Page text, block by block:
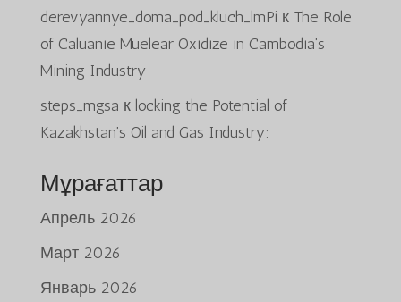
derevyannye_doma_pod_kluch_lmPi к The Role
of Caluanie Muelear Oxidize in Cambodia’s
Mining Industry
steps_mgsa к locking the Potential of
Kazakhstan’s Oil and Gas Industry:
Мұрағаттар
Апрель 2026
Март 2026
Январь 2026